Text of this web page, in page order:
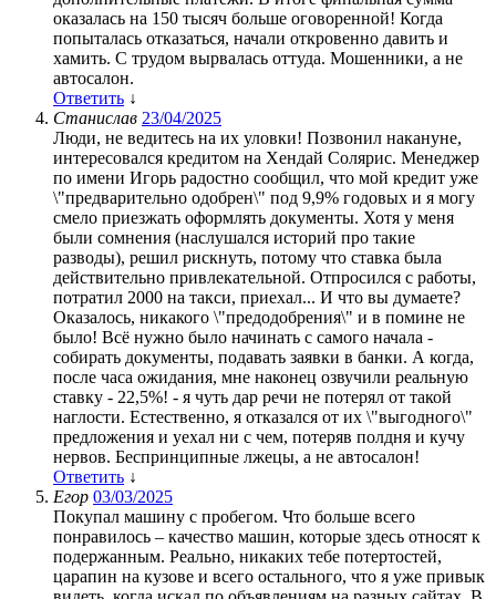
оказалась на 150 тысяч больше оговоренной! Когда
попыталась отказаться, начали откровенно давить и
хамить. С трудом вырвалась оттуда. Мошенники, а не
автосалон.
Ответить ↓
Станислав 23/04/2025
Люди, не ведитесь на их уловки! Позвонил накануне,
интересовался кредитом на Хендай Солярис. Менеджер
по имени Игорь радостно сообщил, что мой кредит уже
\"предварительно одобрен\" под 9,9% годовых и я могу
смело приезжать оформлять документы. Хотя у меня
были сомнения (наслушался историй про такие
разводы), решил рискнуть, потому что ставка была
действительно привлекательной. Отпросился с работы,
потратил 2000 на такси, приехал... И что вы думаете?
Оказалось, никакого \"предодобрения\" и в помине не
было! Всё нужно было начинать с самого начала -
собирать документы, подавать заявки в банки. А когда,
после часа ожидания, мне наконец озвучили реальную
ставку - 22,5%! - я чуть дар речи не потерял от такой
наглости. Естественно, я отказался от их \"выгодного\"
предложения и уехал ни с чем, потеряв полдня и кучу
нервов. Беспринципные лжецы, а не автосалон!
Ответить ↓
Егор 03/03/2025
Покупал машину с пробегом. Что больше всего
понравилось – качество машин, которые здесь относят к
подержанным. Реально, никаких тебе потертостей,
царапин на кузове и всего остального, что я уже привык